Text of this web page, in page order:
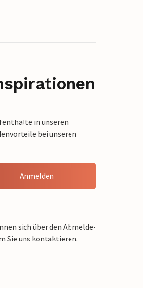
in unseren
bei unseren
Anmelden
sich über den Abmelde-
Sie uns kontaktieren.